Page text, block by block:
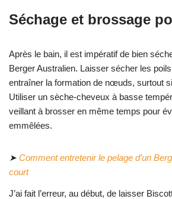
Séchage et brossage
Après le bain, il est impératif de bien
Berger Australien. Laisser sécher les
entraîner la formation de nœuds, surtout
Utiliser un sèche-cheveux à basse
veillant à brosser en même temps pour
emmêlées.
➤ Comment entretenir le pelage d’un
court
J’ai fait l’erreur, au début, de laisser